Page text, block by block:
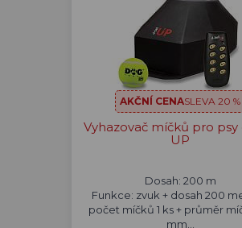
AKČNÍ CENASLEVA 20 %
Vyhazovač míčků pro psy
UP
Dosah: 200 m
Funkce: zvuk + dosah 200
počet míčků 1 ks + průměr
mm...